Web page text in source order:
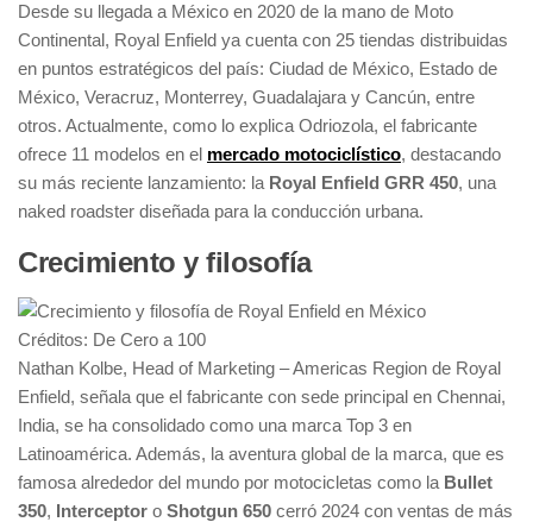
Desde su llegada a México en 2020 de la mano de Moto
Continental, Royal Enfield ya cuenta con 25 tiendas distribuidas
en puntos estratégicos del país: Ciudad de México, Estado de
México, Veracruz, Monterrey, Guadalajara y Cancún, entre
otros. Actualmente, como lo explica Odriozola, el fabricante
ofrece 11 modelos en el mercado motociclístico, destacando
su más reciente lanzamiento: la Royal Enfield GRR 450, una
naked roadster diseñada para la conducción urbana.
Crecimiento y filosofía
Créditos: De Cero a 100
Nathan Kolbe, Head of Marketing – Americas Region de Royal
Enfield, señala que el fabricante con sede principal en Chennai,
India, se ha consolidado como una marca Top 3 en
Latinoamérica. Además, la aventura global de la marca, que es
famosa alrededor del mundo por motocicletas como la Bullet
350, Interceptor o Shotgun 650 cerró 2024 con ventas de más